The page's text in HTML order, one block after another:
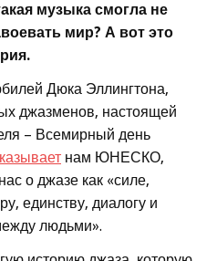
музыка смогла не
мир? А вот это
Дюка Эллингтона,
джазменов, настоящей
– Всемирный день
нам ЮНЕСКО,
о джазе как «силе,
единству, диалогу и
людьми».